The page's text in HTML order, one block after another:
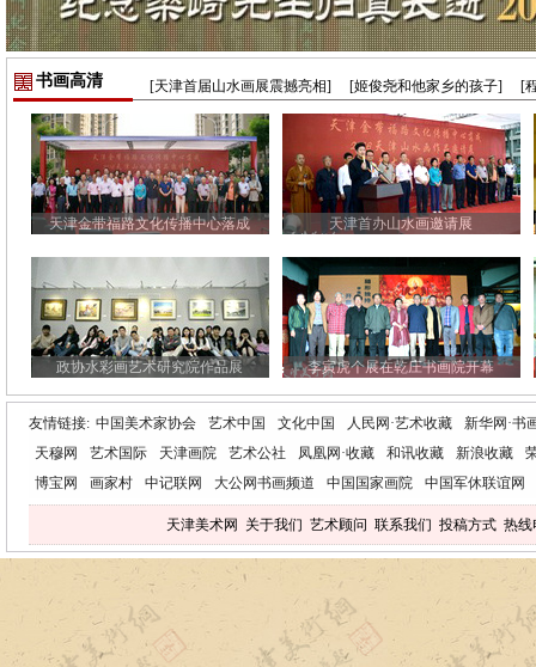
书画高清 [天津首届山水画展震撼亮相] [姬俊尧和他家乡的孩子] [
天津金带福路文化传播中心落成 天津首办山水画邀请展
政协水彩画艺术研究院作品展 李寅虎个展在乾庄书画院开幕
友情链接: 中国美术家协会 艺术中国 文化中国 人民网·艺术收藏
新华网·书
天穆网
艺术国际 天津画院 艺术公社 凤凰网·收藏 和讯收藏 新浪收藏
博宝网
画家村 中记联网 大公网书画频道 中国国家画院 中国军休联谊网
天津美术网 关于我们 艺术顾问 联系我们 投稿方式 热线